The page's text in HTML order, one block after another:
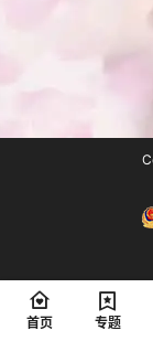
首页 专题